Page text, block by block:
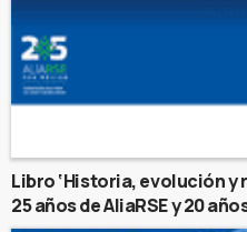
Libro ‘Historia, evolución y
25 años de AliaRSE y 20